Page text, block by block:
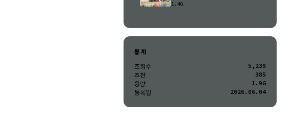
1.4G
통계
조회수
5,239
추천
385
용량
1.9G
등록일
2026.06.04